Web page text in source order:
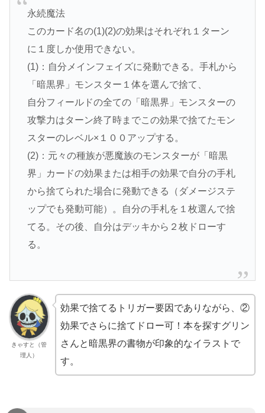
永続魔法
このカード名の(1)(2)の効果はそれぞれ１ターン
に１度しか使用できない。
(1)：自分メインフェイズに発動できる。手札から
「暗黒界」モンスター１体を選んで捨て、
自分フィールドの全ての「暗黒界」モンスターの
攻撃力はターン終了時までこの効果で捨てたモン
スターのレベル×１００アップする。
(2)：元々の種族が悪魔族のモンスターが「暗黒
界」カードの効果または相手の効果で自分の手札
から捨てられた場合に発動できる（ダメージステ
ップでも発動可能）。自分の手札を１枚選んで捨
てる。その後、自分はデッキから２枚ドローす
る。
きゃすと（管
理人）
効果で捨てるトリガー要因でありながら、②
効果でさらに捨てドロー可！本を探すグリン
さんと暗黒界の書物が印象的なイラストで
す。